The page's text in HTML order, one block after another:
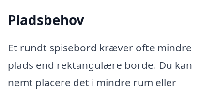
Pladsbehov
Et rundt spisebord kræver ofte mindre
plads end rektangulære borde. Du kan
nemt placere det i mindre rum eller